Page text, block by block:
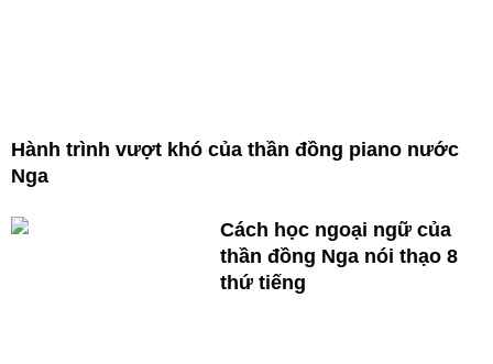
Hành trình vượt khó của thần đồng piano nước
Nga
Cách học ngoại ngữ của
thần đồng Nga nói thạo 8
thứ tiếng